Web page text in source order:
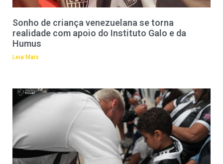
Sonho de criança venezuelana se torna
realidade com apoio do Instituto Galo e da
Humus
Leia Mais